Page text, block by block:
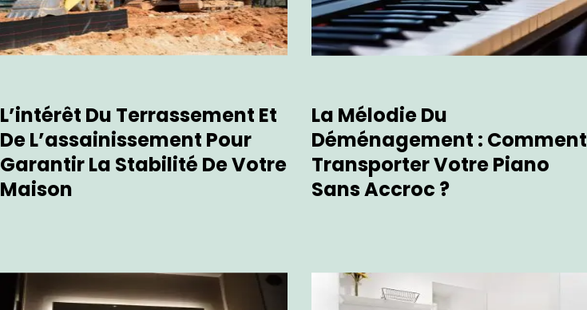
L’intérêt Du Terrassement Et
De L’assainissement Pour
Garantir La Stabilité De Votre
Maison
La Mélodie Du
Déménagement : Comment
Transporter Votre Piano
Sans Accroc ?